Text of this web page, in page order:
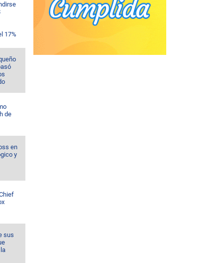
17%
de
en
y
sus